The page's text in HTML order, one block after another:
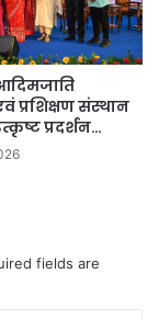
प्रशिक्षण संस्थान
प्रदर्शन…
fields are